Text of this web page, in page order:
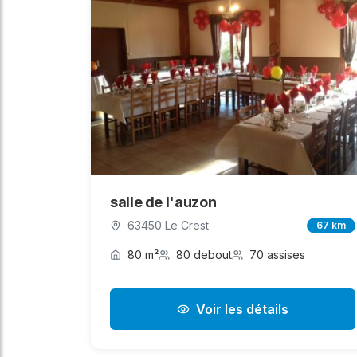
salle de l'auzon
63450 Le Crest 67 km
80 m² 80 debout 70 assises
Voir les détails